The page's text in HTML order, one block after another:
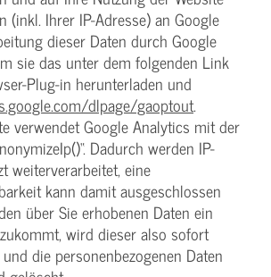
(inkl. Ihrer IP-Adresse) an Google
dieser Daten durch Google
sie das unter dem folgenden Link
Plug-in herunterladen und
dlpage/gaoptout.
verwendet Google Analytics mit der
Dadurch werden IP-
weiterverarbeitet, eine
kann damit ausgeschlossen
über Sie erhobenen Daten ein
wird dieser also sofort
die personenbezogenen Daten